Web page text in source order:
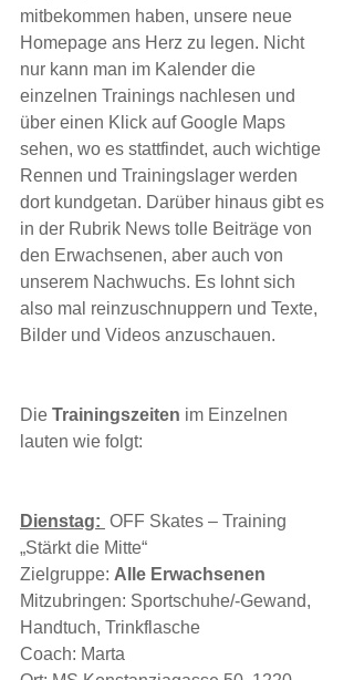
mitbekommen haben, unsere neue
Homepage ans Herz zu legen. Nicht
nur kann man im Kalender die
einzelnen Trainings nachlesen und
über einen Klick auf Google Maps
sehen, wo es stattfindet, auch wichtige
Rennen und Trainingslager werden
dort kundgetan. Darüber hinaus gibt es
in der Rubrik News tolle Beiträge von
den Erwachsenen, aber auch von
unserem Nachwuchs. Es lohnt sich
also mal reinzuschnuppern und Texte,
Bilder und Videos anzuschauen.
Die Trainingszeiten im Einzelnen
lauten wie folgt:
Dienstag: OFF Skates – Training
„Stärkt die Mitte“
Zielgruppe: Alle Erwachsenen
Mitzubringen: Sportschuhe/-Gewand,
Handtuch, Trinkflasche
Coach: Marta